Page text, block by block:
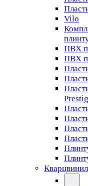
Vilo
ПВХ
ПВХ